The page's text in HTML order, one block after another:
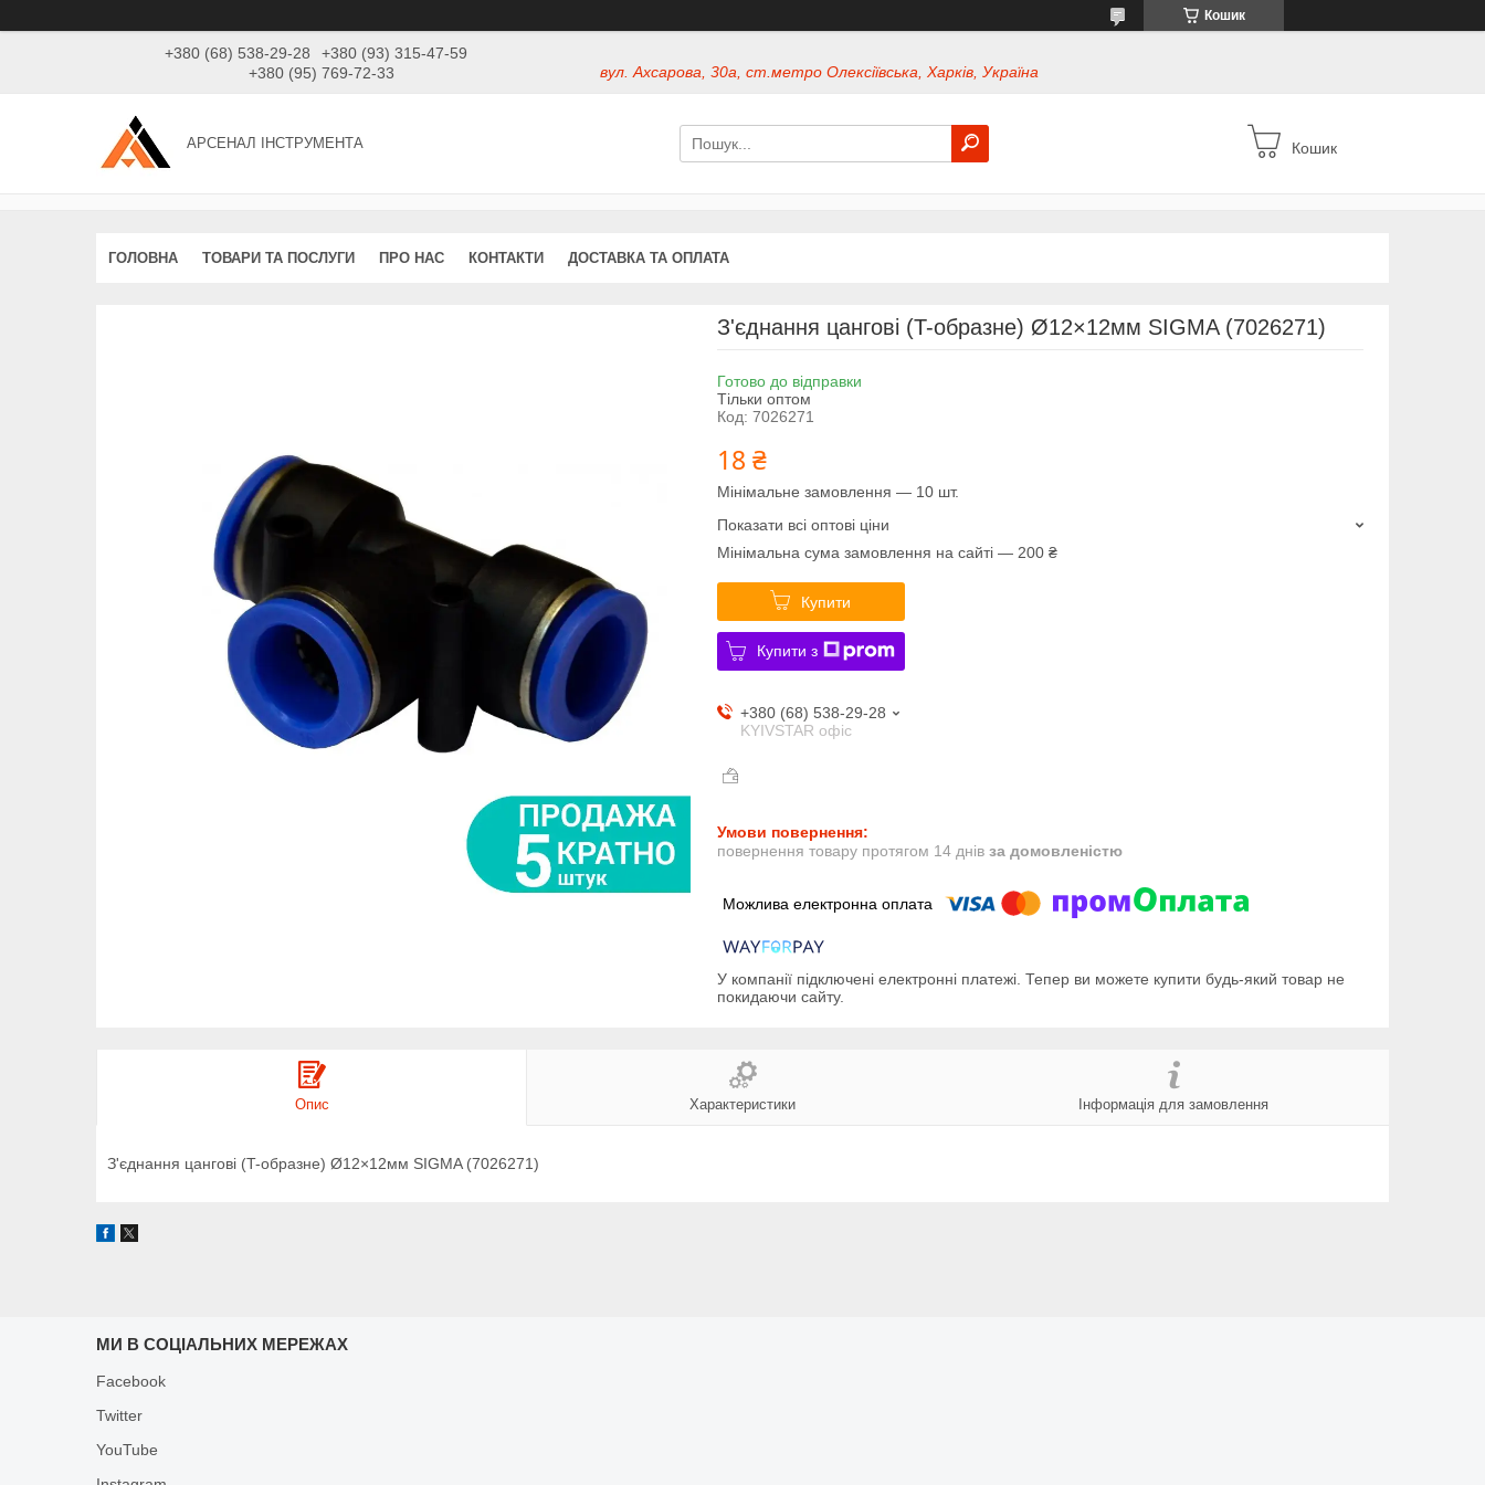
Кошик
+380 (68) 538-29-28
+380 (93) 315-47-59
+380 (95) 769-72-33
вул. Ахсарова, 30а, ст.метро Олексіївська, Харків, Україна
АРСЕНАЛ ІНСТРУМЕНТА Кошик
ГОЛОВНА ТОВАРИ ТА ПОСЛУГИ ПРО НАС КОНТАКТИ ДОСТАВКА ТА ОПЛАТА
З'єднання цангові (T-образне) Ø12×12мм SIGMA (7026271)
Готово до відправки
Тільки оптом
Код: 7026271
18 ₴
Мінімальне замовлення — 10 шт.
Показати всі оптові ціни
Мінімальна сума замовлення на сайті — 200 ₴
Купити
Купити з
+380 (68) 538-29-28
KYIVSTAR офіс
повернення товару протягом 14 днів за домовленістю
У компанії підключені електронні платежі. Тепер ви можете купити будь-який товар не
покидаючи сайту.
Опис Характеристики Інформація для замовлення
З'єднання цангові (T-образне) Ø12×12мм SIGMA (7026271)
МИ В СОЦІАЛЬНИХ МЕРЕЖАХ
Facebook
Twitter
YouTube